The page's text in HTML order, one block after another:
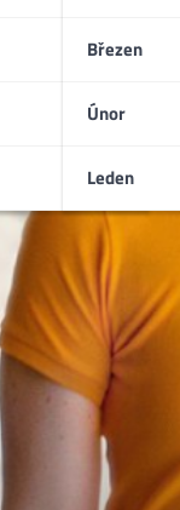
Březen
Únor
Leden